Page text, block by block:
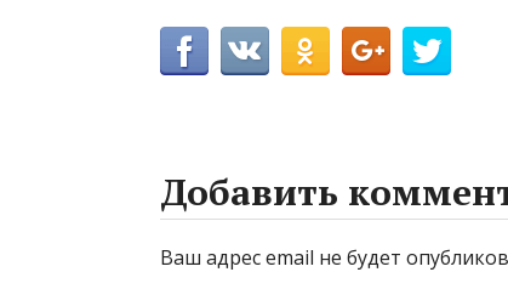
Добавить
Ваш адрес email не будет